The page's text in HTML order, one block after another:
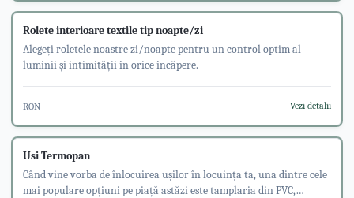
Rolete interioare textile tip noapte/zi
Alegeți roletele noastre zi/noapte pentru un control optim al
luminii și intimității în orice încăpere.
RON Vezi detalii
Usi Termopan
Când vine vorba de înlocuirea ușilor în locuința ta, una dintre cele
mai populare opțiuni pe piață astăzi este tamplaria din PVC,